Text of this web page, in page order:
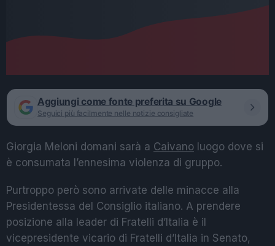
Aggiungi come fonte preferita su Google
Seguici più facilmente nelle notizie consigliate
Giorgia Meloni domani sarà a Caivano luogo dove si
è consumata l’ennesima violenza di gruppo.
Purtroppo però sono arrivate delle minacce alla
Presidentessa del Consiglio italiano. A prendere
posizione alla leader di Fratelli d’Italia è il
vicepresidente vicario di Fratelli d’Italia in Senato,